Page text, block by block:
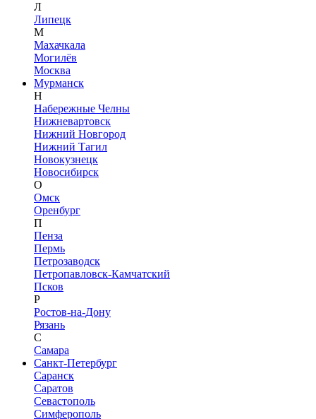
Л
Липецк
М
Махачкала
Могилёв
Москва
Мурманск
Н
Набережные Челны
Нижневартовск
Нижний Новгород
Нижний Тагил
Новокузнецк
Новосибирск
О
Омск
Оренбург
П
Пенза
Пермь
Петрозаводск
Петропавловск-Камчатский
Псков
Р
Ростов-на-Дону
Рязань
С
Самара
Санкт-Петербург
Саранск
Саратов
Севастополь
Симферополь